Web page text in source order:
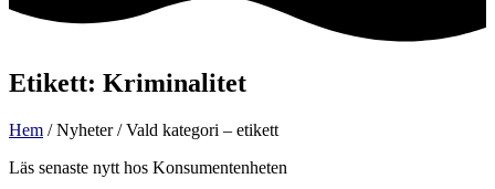
Etikett: Kriminalitet
Hem / Nyheter / Vald kategori – etikett
Läs senaste nytt hos Konsumentenheten